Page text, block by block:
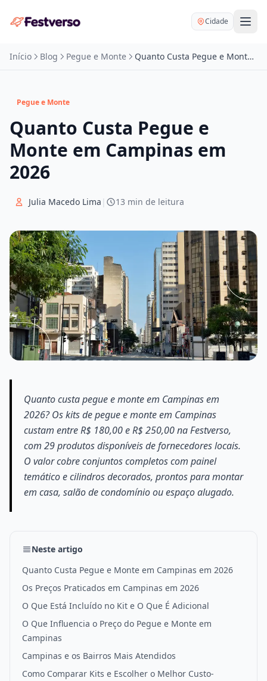
Cidade
Balões delivery
Decoração personalizada
Festa na mesa
DJ
Fotógrafo
Recreação
Buffet infantil
Chácaras
Início Blog Pegue e Monte Quanto Custa Pegue e Monte em Campinas em 2026
Pegue e Monte
Quanto Custa Pegue e
Monte em Campinas em
2026
Julia Macedo Lima | 13 min de leitura
Quanto custa pegue e monte em Campinas em
2026? Os kits de pegue e monte em Campinas
custam entre R$ 180,00 e R$ 250,00 na Festverso,
com 29 produtos disponíveis de fornecedores locais.
O valor cobre conjuntos completos com painel
temático e cilindros decorados, prontos para montar
em casa, salão de condomínio ou espaço alugado.
Neste artigo
Quanto Custa Pegue e Monte em Campinas em 2026
Os Preços Praticados em Campinas em 2026
O Que Está Incluído no Kit e O Que É Adicional
O Que Influencia o Preço do Pegue e Monte em
Campinas
Campinas e os Bairros Mais Atendidos
Como Comparar Kits e Escolher o Melhor Custo-